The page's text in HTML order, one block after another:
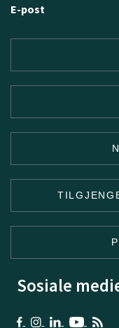
E-post
Sosiale